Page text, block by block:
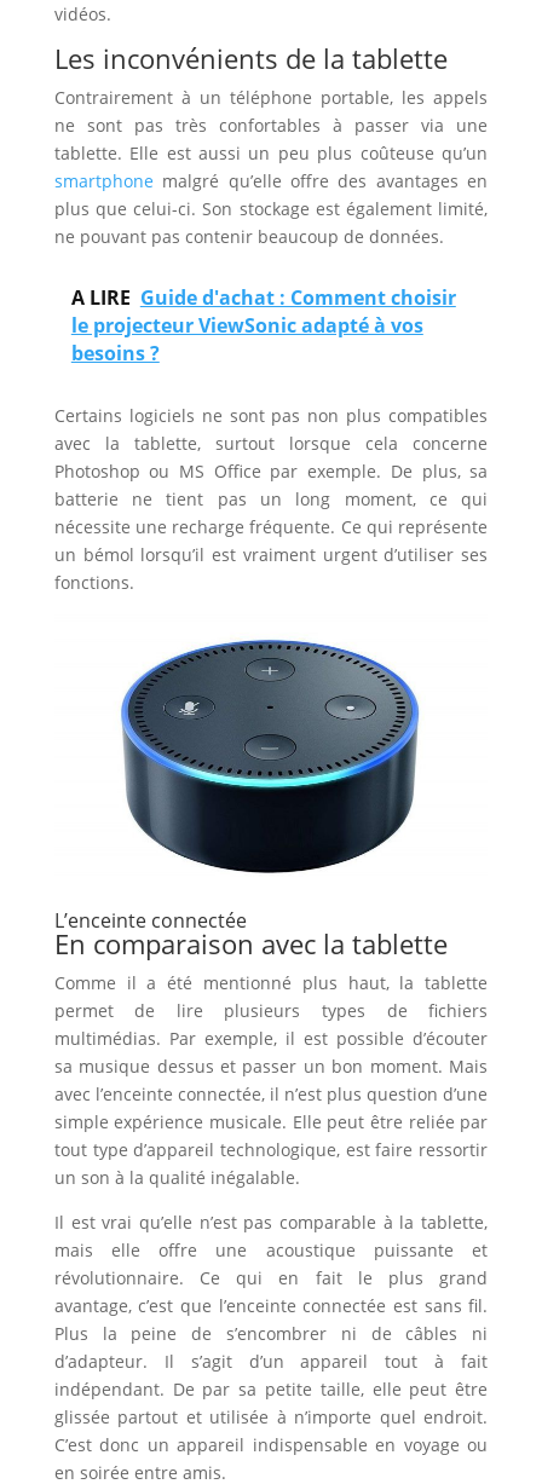
vidéos.
Les inconvénients de la tablette
Contrairement à un téléphone portable, les appels
ne sont pas très confortables à passer via une
tablette. Elle est aussi un peu plus coûteuse qu’un
smartphone malgré qu’elle offre des avantages en
plus que celui-ci. Son stockage est également limité,
ne pouvant pas contenir beaucoup de données.
A LIRE Guide d'achat : Comment choisir
le projecteur ViewSonic adapté à vos
besoins ?
Certains logiciels ne sont pas non plus compatibles
avec la tablette, surtout lorsque cela concerne
Photoshop ou MS Office par exemple. De plus, sa
batterie ne tient pas un long moment, ce qui
nécessite une recharge fréquente. Ce qui représente
un bémol lorsqu’il est vraiment urgent d’utiliser ses
fonctions.
L’enceinte connectée
En comparaison avec la tablette
Comme il a été mentionné plus haut, la tablette
permet de lire plusieurs types de fichiers
multimédias. Par exemple, il est possible d’écouter
sa musique dessus et passer un bon moment. Mais
avec l’enceinte connectée, il n’est plus question d’une
simple expérience musicale. Elle peut être reliée par
tout type d’appareil technologique, est faire ressortir
un son à la qualité inégalable.
Il est vrai qu’elle n’est pas comparable à la tablette,
mais elle offre une acoustique puissante et
révolutionnaire. Ce qui en fait le plus grand
avantage, c’est que l’enceinte connectée est sans fil.
Plus la peine de s’encombrer ni de câbles ni
d’adapteur. Il s’agit d’un appareil tout à fait
indépendant. De par sa petite taille, elle peut être
glissée partout et utilisée à n’importe quel endroit.
C’est donc un appareil indispensable en voyage ou
en soirée entre amis.